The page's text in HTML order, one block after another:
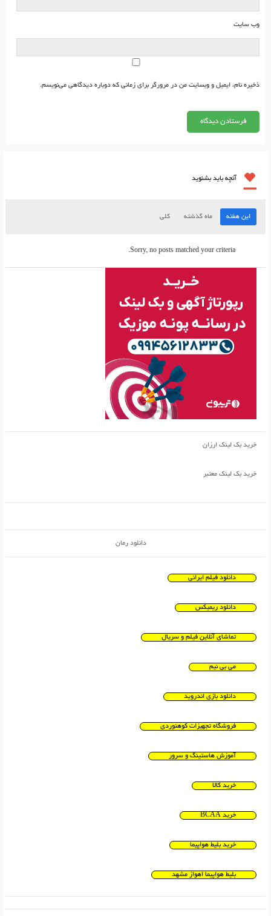
وب‌ سایت
ذخیره نام، ایمیل و وبسایت من در مرورگر برای زمانی که دوباره دیدگاهی می‌نویسم.
آنچه باید بشنوید
این هفته ماه گذشته کلی
Sorry, no posts matched your criteria.
خرید بک لینک ارزان
خرید بک لینک معتبر
دانلود رمان
دانلود فیلم ایرانی
دانلود ریمیکس
تماشای آنلاین فیلم و سریال
می بی نیم
دانلود بازی اندروید
فروشگاه تجهیزات کوهنوردی
آموزش هاستینگ و سرور
خرید کالا
خرید BCAA
خرید بلیط هواپیما
بلیط هواپیما اهواز مشهد